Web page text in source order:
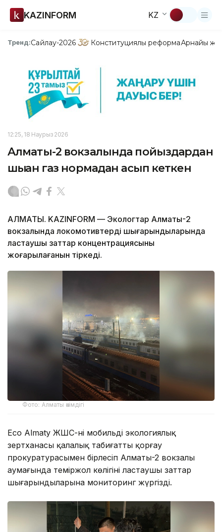
KAZINFORM KZ
Тренд:Сайлау-2026 Конституциялық реформаАрнайы
12:25, 18 Наурыз 2026
Алматы-2 вокзалында пойыздардан
шыққан газ нормадан асып кеткен
АЛМАТЫ. KAZINFORM — Экологтар Алматы-2
вокзалында локомотивтердің шығарындыларында
ластаушы заттар концентрациясының
жоғарылағанын тіркеді.
Фото: Алматы әкімдігі
Eco Almaty ЖШС-нің мобильді экологиялық
зертханасы қалалық табиғатты қорғау
прокуратурасымен бірлесіп Алматы-2 вокзалы
аумағында теміржол көлігінің ластаушы заттар
шығарындыларына мониторинг жүргізді.